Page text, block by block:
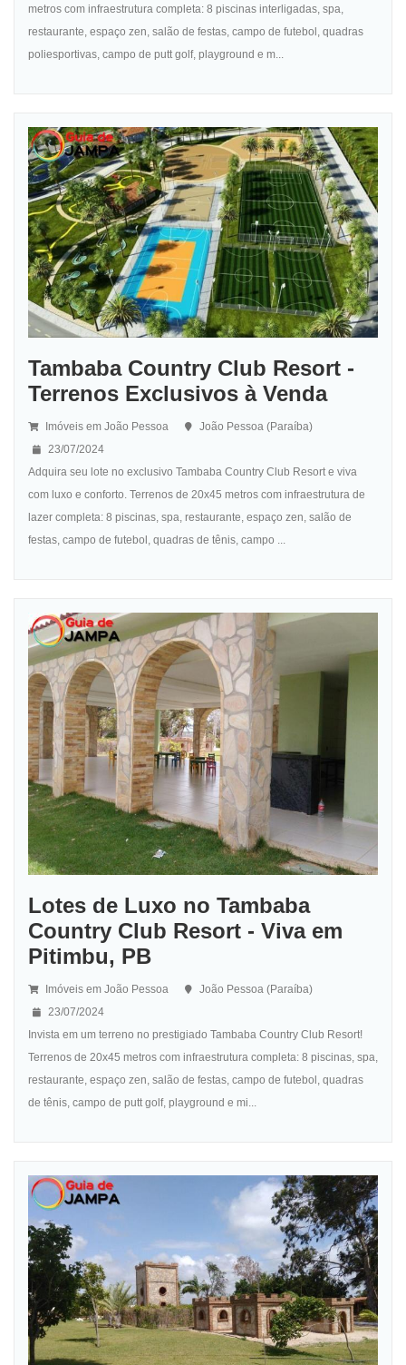
metros com infraestrutura completa: 8 piscinas interligadas, spa,
restaurante, espaço zen, salão de festas, campo de futebol, quadras
poliesportivas, campo de putt golf, playground e m...
Tambaba Country Club Resort -
Terrenos Exclusivos à Venda
Imóveis em João Pessoa
João Pessoa (Paraíba)
23/07/2024
Adquira seu lote no exclusivo Tambaba Country Club Resort e viva
com luxo e conforto. Terrenos de 20x45 metros com infraestrutura de
lazer completa: 8 piscinas, spa, restaurante, espaço zen, salão de
festas, campo de futebol, quadras de tênis, campo ...
Lotes de Luxo no Tambaba
Country Club Resort - Viva em
Pitimbu, PB
Imóveis em João Pessoa
João Pessoa (Paraíba)
23/07/2024
Invista em um terreno no prestigiado Tambaba Country Club Resort!
Terrenos de 20x45 metros com infraestrutura completa: 8 piscinas, spa,
restaurante, espaço zen, salão de festas, campo de futebol, quadras
de tênis, campo de putt golf, playground e mi...